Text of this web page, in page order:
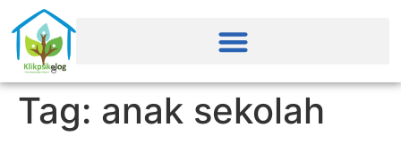
Tag: anak sekolah